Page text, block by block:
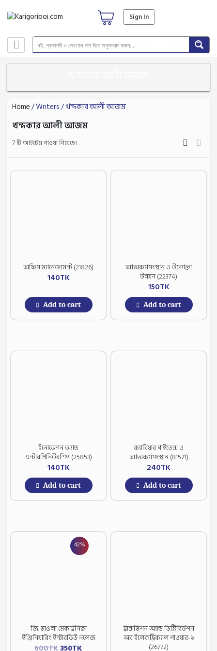
Sign In
Home/ Writers / খন্দকার আলী আজম
খন্দকার আলী আজম
7 টি আইটেম পাওয়া গিয়েছে।
অফিস ম্যানেজমেন্ট (21826)
140TK
Add to cart
আত্মকর্মসংস্থান ও উদ্যোক্তা
উন্নয়ন (22374)
150TK
Add to cart
ইনোভেশন অ্যান্ড
এন্টারপ্রিনিউরশিপ (25853)
140TK
Add to cart
ক্যারিয়ার গাইডেন্স ও
আত্মকর্মসংস্থান (81521)
240TK
Add to cart
42%
জি. মাওলা মেকাট্রনিক্স
ইঞ্জিনিয়ারিং ইন্টারভিউ নলেজ
600TKOriginal
350TK
ট্রান্সমিশন অ্যান্ড ডিস্ট্রিবিউশন
অব ইলেকট্রিক্যাল পাওয়ার-২
(26772)